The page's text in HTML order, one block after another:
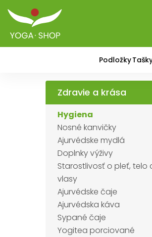
Podložky
Zdravie a krása
Hygiena
Nosné kanvičky
Ajurvédske mydlá
Doplnky výživy
Starostlivosť o pleť, telo
vlasy
Ajurvédske čaje
Ajurvédska káva
Sypané čaje
Yogitea porciované